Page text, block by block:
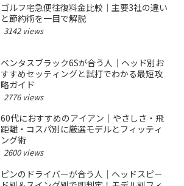
ゴルフ宅急便往復料金比較｜主要3社の違い
と節約術を一目で解説
3142 views
ベンタスブラック6Sが合う人｜ヘッド別お
すすめセッティングと試打でわかる最短攻
略ガイド
2776 views
60代におすすめのアイアン｜やさしさ・飛
距離・コスパ別に厳選モデルとフィッティ
ング術
2600 views
ピンのドライバーが合う人｜ヘッドスピー